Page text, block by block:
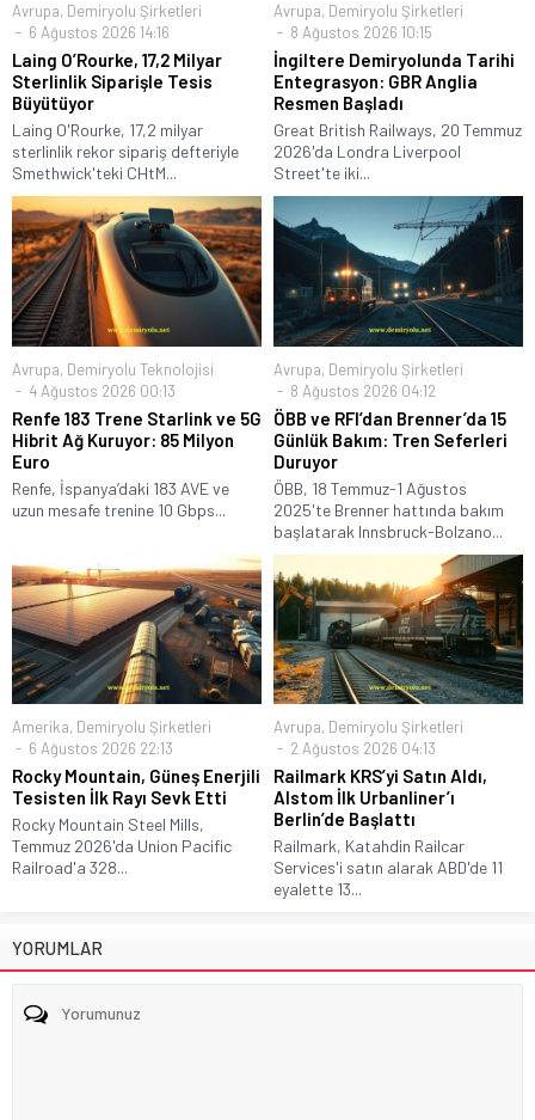
Avrupa, Demiryolu Şirketleri
6 Ağustos 2026 14:16
Laing O’Rourke, 17,2 Milyar
Sterlinlik Siparişle Tesis
Büyütüyor
Laing O'Rourke, 17,2 milyar
sterlinlik rekor sipariş defteriyle
Smethwick'teki CHtM...
Avrupa, Demiryolu Şirketleri
8 Ağustos 2026 10:15
İngiltere Demiryolunda Tarihi
Entegrasyon: GBR Anglia
Resmen Başladı
Great British Railways, 20 Temmuz
2026'da Londra Liverpool
Street'te iki...
Avrupa, Demiryolu Teknolojisi
4 Ağustos 2026 00:13
Renfe 183 Trene Starlink ve 5G
Hibrit Ağ Kuruyor: 85 Milyon
Euro
Renfe, İspanya’daki 183 AVE ve
uzun mesafe trenine 10 Gbps...
Avrupa, Demiryolu Şirketleri
8 Ağustos 2026 04:12
ÖBB ve RFI’dan Brenner’da 15
Günlük Bakım: Tren Seferleri
Duruyor
ÖBB, 18 Temmuz-1 Ağustos
2025'te Brenner hattında bakım
başlatarak Innsbruck-Bolzano...
Amerika, Demiryolu Şirketleri
6 Ağustos 2026 22:13
Rocky Mountain, Güneş Enerjili
Tesisten İlk Rayı Sevk Etti
Rocky Mountain Steel Mills,
Temmuz 2026'da Union Pacific
Railroad'a 328...
Avrupa, Demiryolu Şirketleri
2 Ağustos 2026 04:13
Railmark KRS’yi Satın Aldı,
Alstom İlk Urbanliner’ı
Berlin’de Başlattı
Railmark, Katahdin Railcar
Services'i satın alarak ABD'de 11
eyalette 13...
YORUMLAR